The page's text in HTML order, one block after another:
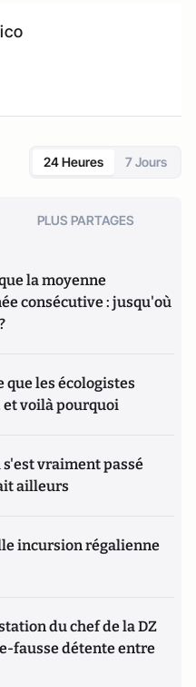
24 Heures 7 Jours
PLUS PARTAGES
la moyenne
consécutive : jusqu'où
que les écologistes
et voilà pourquoi
s'est vraiment passé
ailleurs
incursion régalienne
du chef de la DZ
fausse détente entre